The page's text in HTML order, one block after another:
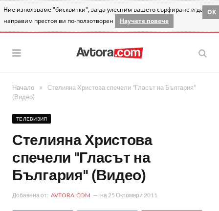
Ние използваме "бисквитки", за да улесним вашето сърфиране и да
направим престоя ви по-ползотворен
Научете повече
OK
Начало »
Стелияна Христова спечели "Гласът на България"
(Видео)
ТЕЛЕВИЗИЯ
Стелияна Христова
спечели "Гласът на
България" (Видео)
Добавена от: AVTORA.COM на 25 Октомври 2011